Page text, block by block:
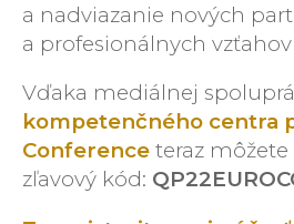
a nadviazanie nových
a profesionálnych
Vďaka mediálnej
kompetenčného centra
Conference teraz môžete
zľavový kód: